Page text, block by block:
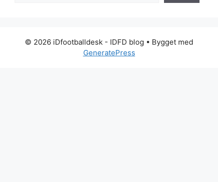
© 2026 iDfootballdesk - IDFD blog • Bygget med
GeneratePress